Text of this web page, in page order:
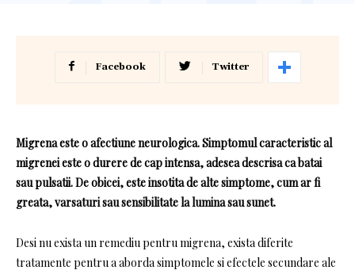
Facebook Twitter
Migrena este o afectiune neurologica. Simptomul caracteristic al
migrenei este o durere de cap intensa, adesea descrisa ca batai
sau pulsatii. De obicei, este insotita de alte simptome, cum ar fi
greata, varsaturi sau sensibilitate la lumina sau sunet.
Desi nu exista un remediu pentru migrena, exista diferite
tratamente pentru a aborda simptomele si efectele secundare ale